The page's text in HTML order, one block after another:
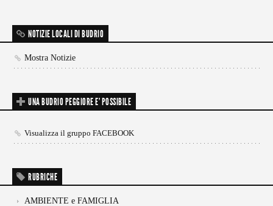
NOTIZIE LOCALI DI BUDRIO
Mostra Notizie
UNA BUDRIO PEGGIORE E’ POSSIBILE
Visualizza il gruppo FACEBOOK
RUBRICHE
AMBIENTE e FAMIGLIA